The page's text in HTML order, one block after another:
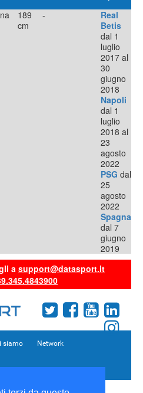
189
cm
-
Real
Betis
dal 1
luglio
2017 al
30
giugno
2018
Napoli
dal 1
luglio
2018 al
23
agosto
2022
PSG dal
25
agosto
2022
Spagna
dal 7
giugno
2019
a support@datasport.it
siamo Network